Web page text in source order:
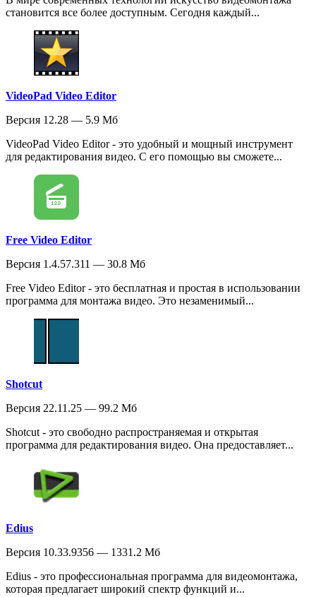
становится все более доступным. Сегодня каждый...
VideoPad Video Editor
Версия 12.28 — 5.9 Мб
VideoPad Video Editor - это удобный и мощный инструмент
для редактирования видео. С его помощью вы сможете...
Free Video Editor
Версия 1.4.57.311 — 30.8 Мб
Free Video Editor - это бесплатная и простая в использовании
программа для монтажа видео. Это незаменимый...
Shotcut
Версия 22.11.25 — 99.2 Мб
Shotcut - это свободно распространяемая и открытая
программа для редактирования видео. Она предоставляет...
Edius
Версия 10.33.9356 — 1331.2 Мб
Edius - это профессиональная программа для видеомонтажа,
которая предлагает широкий спектр функций и...